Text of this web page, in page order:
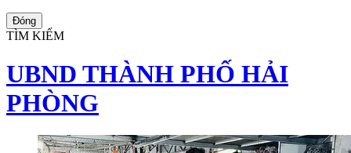
Đóng
TÌM KIẾM
UBND THÀNH PHỐ HẢI
PHÒNG